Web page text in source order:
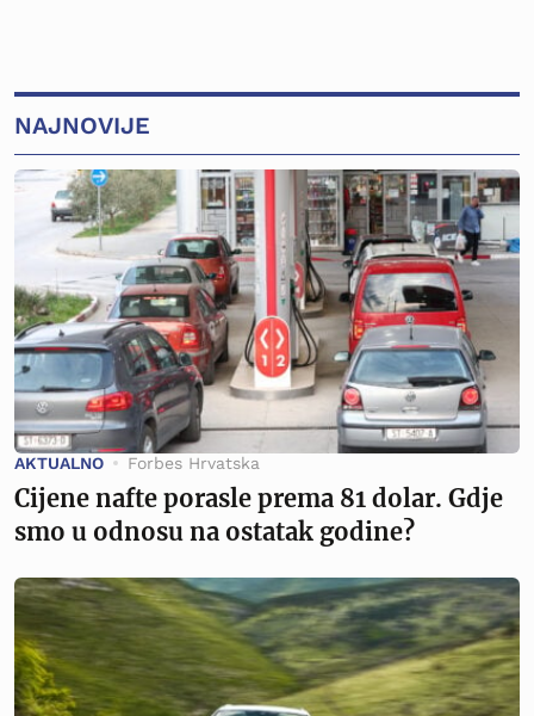
NAJNOVIJE
AKTUALNO Forbes Hrvatska
Cijene nafte porasle prema 81 dolar. Gdje
smo u odnosu na ostatak godine?